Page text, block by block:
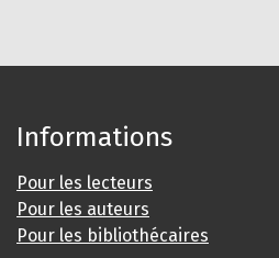
Informations
Pour les lecteurs
Pour les auteurs
Pour les bibliothécaires